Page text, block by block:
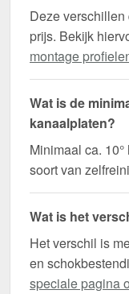
Deze
prijs. Bekijk
montage
Wat is de
kanaalplaten?
Minimaal ca.
soort van
Wat is het
Het verschil is
en
speciale pagina